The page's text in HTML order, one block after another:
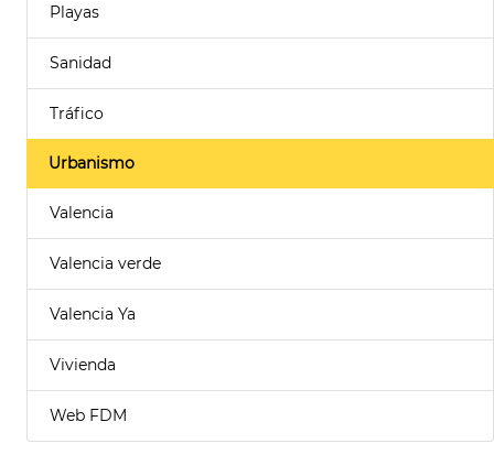
Playas
Sanidad
Tráfico
Urbanismo
Valencia
Valencia verde
Valencia Ya
Vivienda
Web FDM